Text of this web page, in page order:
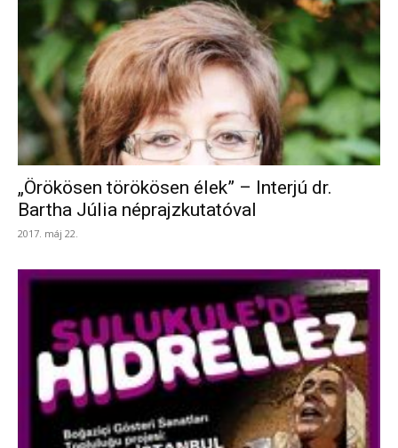
„Örökösen törökösen élek” – Interjú dr.
Bartha Júlia néprajzkutatóval
2017. máj 22.